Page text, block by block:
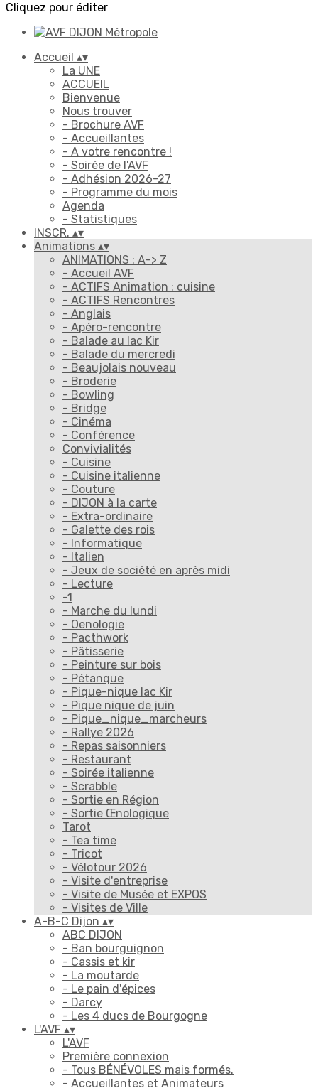
Cliquez pour éditer
Accueil ▴▾
La UNE
ACCUEIL
Bienvenue
Nous trouver
- Brochure AVF
- Accueillantes
- A votre rencontre !
- Soirée de l'AVF
- Adhésion 2026-27
- Programme du mois
Agenda
- Statistiques
INSCR. ▴▾
Animations ▴▾
ANIMATIONS : A-> Z
- Accueil AVF
- ACTIFS Animation : cuisine
- ACTIFS Rencontres
- Anglais
- Apéro-rencontre
- Balade au lac Kir
- Balade du mercredi
- Beaujolais nouveau
- Broderie
- Bowling
- Bridge
- Cinéma
- Conférence
Convivialités
- Cuisine
- Cuisine italienne
- Couture
- DIJON à la carte
- Extra-ordinaire
- Galette des rois
- Informatique
- Italien
- Jeux de société en après midi
- Lecture
-1
- Marche du lundi
- Oenologie
- Pacthwork
- Pâtisserie
- Peinture sur bois
- Pétanque
- Pique-nique lac Kir
- Pique nique de juin
- Pique_nique_marcheurs
- Rallye 2026
- Repas saisonniers
- Restaurant
- Soirée italienne
- Scrabble
- Sortie en Région
- Sortie Œnologique
Tarot
- Tea time
- Tricot
- Vélotour 2026
- Visite d'entreprise
- Visite de Musée et EXPOS
- Visites de Ville
A-B-C Dijon ▴▾
ABC DIJON
- Ban bourguignon
- Cassis et kir
- La moutarde
- Le pain d'épices
- Darcy
- Les 4 ducs de Bourgogne
L'AVF ▴▾
L'AVF
Première connexion
- Tous BÉNÉVOLES mais formés.
- Accueillantes et Animateurs